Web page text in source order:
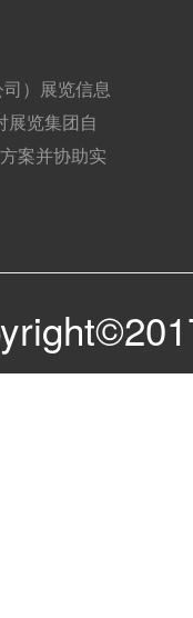
）展览信息
展览集团自
案并协助实